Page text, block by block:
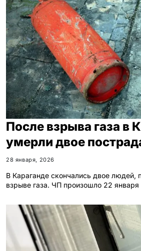
После взрыва газа в
умерли двое
28 января, 2026
В Караганде скончались двое людей,
взрыве газа. ЧП произошло 22